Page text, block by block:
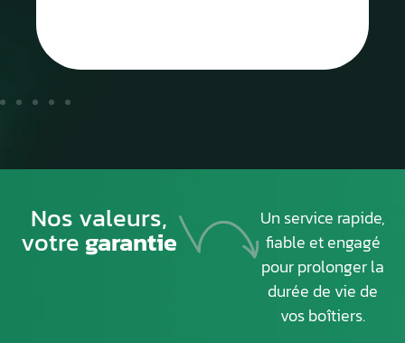
Nos valeurs,
votregarantie
Un service rapide,
fiable et engagé
pour prolonger la
durée de vie de
vos boîtiers.